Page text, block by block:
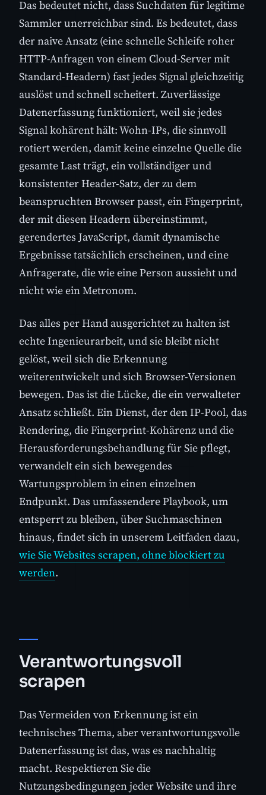
Das bedeutet nicht, dass Suchdaten für legitime
Sammler unerreichbar sind. Es bedeutet, dass
der naive Ansatz (eine schnelle Schleife roher
HTTP-Anfragen von einem Cloud-Server mit
Standard-Headern) fast jedes Signal gleichzeitig
auslöst und schnell scheitert. Zuverlässige
Datenerfassung funktioniert, weil sie jedes
Signal kohärent hält: Wohn-IPs, die sinnvoll
rotiert werden, damit keine einzelne Quelle die
gesamte Last trägt, ein vollständiger und
konsistenter Header-Satz, der zu dem
beanspruchten Browser passt, ein Fingerprint,
der mit diesen Headern übereinstimmt,
gerendertes JavaScript, damit dynamische
Ergebnisse tatsächlich erscheinen, und eine
Anfragerate, die wie eine Person aussieht und
nicht wie ein Metronom.
Das alles per Hand ausgerichtet zu halten ist
echte Ingenieurarbeit, und sie bleibt nicht
gelöst, weil sich die Erkennung
weiterentwickelt und sich Browser-Versionen
bewegen. Das ist die Lücke, die ein verwalteter
Ansatz schließt. Ein Dienst, der den IP-Pool, das
Rendering, die Fingerprint-Kohärenz und die
Herausforderungsbehandlung für Sie pflegt,
verwandelt ein sich bewegendes
Wartungsproblem in einen einzelnen
Endpunkt. Das umfassendere Playbook, um
entsperrt zu bleiben, über Suchmaschinen
hinaus, findet sich in unserem Leitfaden dazu,
wie Sie Websites scrapen, ohne blockiert zu
werden.
Verantwortungsvoll
scrapen
Das Vermeiden von Erkennung ist ein
technisches Thema, aber verantwortungsvolle
Datenerfassung ist das, was es nachhaltig
macht. Respektieren Sie die
Nutzungsbedingungen jeder Website und ihre